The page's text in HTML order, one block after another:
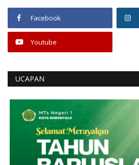
Facebook
Youtube
UCAPAN